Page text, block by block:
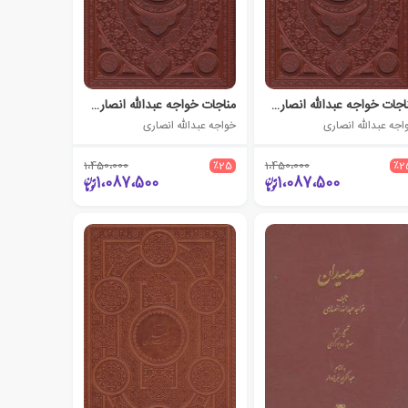
مناجات خواجه عبدالله انصاری (وزیری، چرم، بدون قاب)
عبدالله انصاری
1،450،000
1،087،500
مناجات خواجه عبدالله انصاری (وزیری، چرم، قابدار)
خواجه عبدالله انصاری
٪25 1،450،000
1،087،500